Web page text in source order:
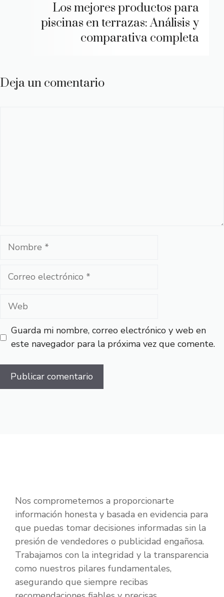
Los mejores productos para
piscinas en terrazas: Análisis y
comparativa completa
Deja un comentario
Nombre
Correo
Web
Guarda mi nombre, correo electrónico y web en
este navegador para la próxima vez que comente.
Nos comprometemos a proporcionarte
información honesta y basada en evidencia para
que puedas tomar decisiones informadas sin la
presión de vendedores o publicidad engañosa.
Trabajamos con la integridad y la transparencia
como nuestros pilares fundamentales,
asegurando que siempre recibas